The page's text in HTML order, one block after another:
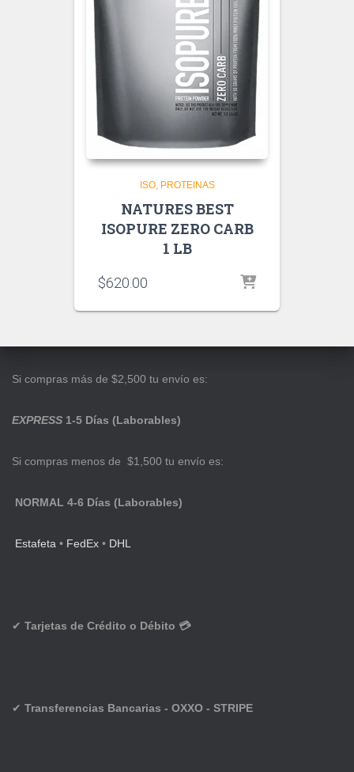
ISO PROTEINAS
NATURES BEST
ISOPURE ZERO CARB
1 LB
$620.00
Si compras más de $2,500 tu envío es:
EXPRESS 1-5 Días (Laborables)
Si compras menos de $1,500 tu envío es:
NORMAL 4-6 Días (Laborables)
Estafeta • FedEx • DHL
✔ Tarjetas de Crédito o Débito 💳
✔ Transferencias Bancarias - OXXO - STRIPE